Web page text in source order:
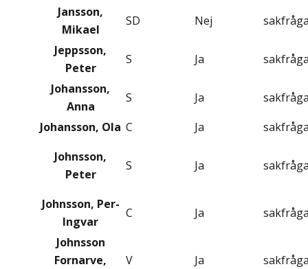
Jansson,
Mikael
SD Nej
Jeppsson,
Peter
S Ja
Johansson,
Anna
S Ja
Johansson, Ola C Ja
Johnsson,
Peter
S Ja
Johnsson, Per-
Ingvar
C Ja
Johnsson
Fornarve,
V Ja